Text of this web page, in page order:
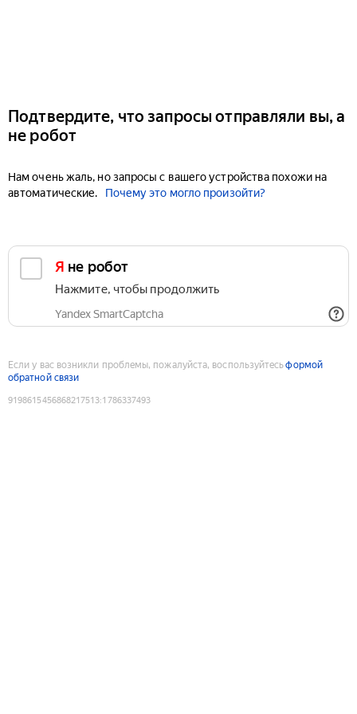
Подтвердите, что запросы отправляли вы, а
не робот
Нам очень жаль, но запросы с вашего устройства похожи на
автоматические.
Почему это могло произойти?
Я не робот
Нажмите, чтобы продолжить
Yandex SmartCaptcha
Если у вас возникли проблемы, пожалуйста, воспользуйтесьформой
обратной связи
9198615456868217513:1786337493